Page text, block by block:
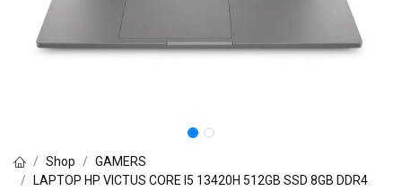
Shop
GAMERS
LAPTOP HP VICTUS CORE I5 13420H 512GB SSD 8GB DDR4